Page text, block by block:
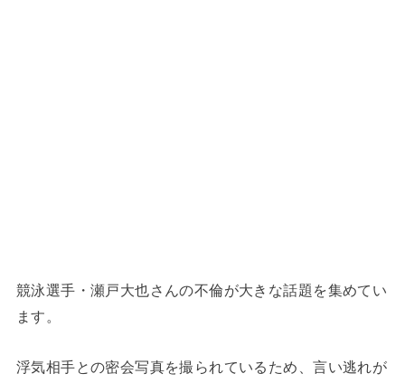
競泳選手・瀬戸大也さんの不倫が大きな話題を集めてい
ます。
浮気相手との密会写真を撮られているため、言い逃れが